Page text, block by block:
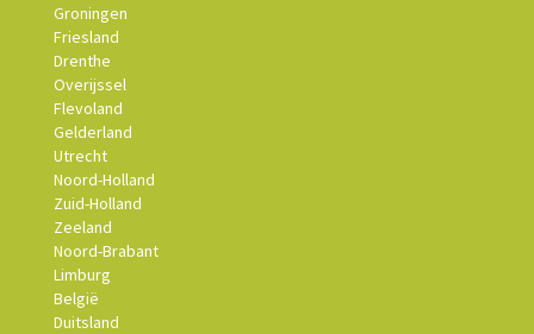
Groningen
Friesland
Drenthe
Overijssel
Flevoland
Gelderland
Utrecht
Noord-Holland
Zuid-Holland
Zeeland
Noord-Brabant
Limburg
België
Duitsland